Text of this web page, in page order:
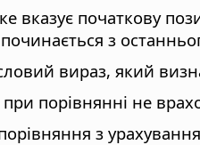
вказує початкову
з
вираз, який
порівнянні не
з